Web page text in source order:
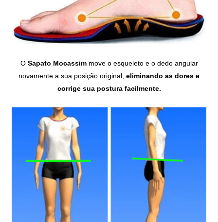
O Sapato Mocassimmove o esqueleto e o dedo angular
novamente a sua posição original, eliminando as dores e
corrige sua postura facilmente.